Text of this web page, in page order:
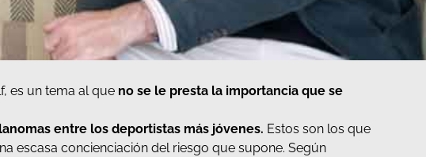
es un tema al que no se le presta la importancia que se
entre los deportistas más jóvenes. Estos son los que
escasa concienciación del riesgo que supone. Según